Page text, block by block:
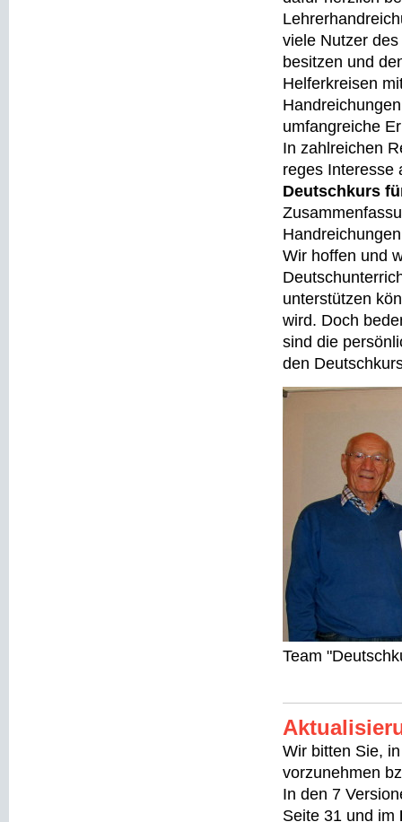
viele Nutzer
besitzen und
Helferkreisen
umfangreiche
In zahlreichen
reges Interesse
Deutschkurs
Wir hoffen und
unterstützen
wird. Doch
sind die
den
Team
Wir bitten Sie,
vorzunehmen
In den 7
Seite 31 und im